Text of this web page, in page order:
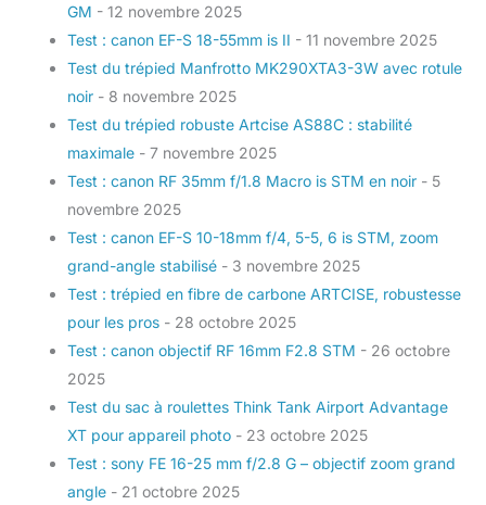
GM - 12 novembre 2025
Test : canon EF-S 18-55mm is II - 11 novembre 2025
Test du trépied Manfrotto MK290XTA3-3W avec rotule
noir - 8 novembre 2025
Test du trépied robuste Artcise AS88C : stabilité
maximale - 7 novembre 2025
Test : canon RF 35mm f/1.8 Macro is STM en noir - 5
novembre 2025
Test : canon EF-S 10-18mm f/4, 5-5, 6 is STM, zoom
grand-angle stabilisé - 3 novembre 2025
Test : trépied en fibre de carbone ARTCISE, robustesse
pour les pros - 28 octobre 2025
Test : canon objectif RF 16mm F2.8 STM - 26 octobre
2025
Test du sac à roulettes Think Tank Airport Advantage
XT pour appareil photo - 23 octobre 2025
Test : sony FE 16-25 mm f/2.8 G – objectif zoom grand
angle - 21 octobre 2025